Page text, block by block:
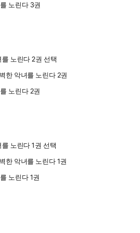
노린다 3권
노린다 2권 선택
노린다 2권
노린다 1권 선택
노린다 1권